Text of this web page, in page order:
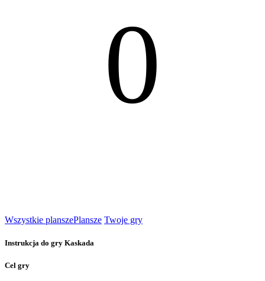
0
Wszystkie planszePlansze Twoje gry
Instrukcja do gry Kaskada
Cel gry